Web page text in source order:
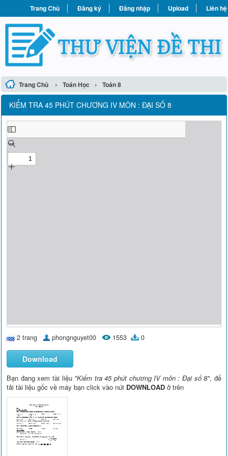
Trang Chủ Đăng ký Đăng nhập Upload Liên hệ
Trang Chủ › Toán Học › Toán 8
KIỂM TRA 45 PHÚT CHƯƠNG IV MÔN : ĐẠI SỐ 8
2 trang phongnguyet00 1553 0
Download
Bạn đang xem tài liệu "Kiểm tra 45 phút chương IV môn : Đại số 8", để
tải tài liệu gốc về máy bạn click vào nút DOWNLOAD ở trên